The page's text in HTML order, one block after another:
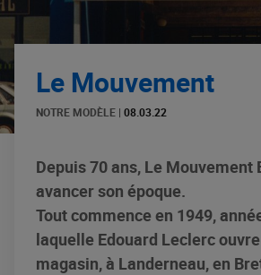
Le Mouvement
NOTRE MODÈLE | 08.03.22
Depuis 70 ans, Le Mouvement
avancer son époque.
Tout commence en 1949,
laquelle Edouard Leclerc
magasin, à Landerneau, en